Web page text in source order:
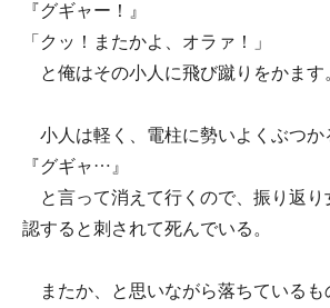
『グギャー！』
「クッ！またかよ、オラァ！」
と俺はその小人に飛び蹴りをかます
小人は軽く、電柱に勢いよくぶつか
『グギャ…』
と言って消えて行くので、振り返り
認すると刺されて死んでいる。
またか、と思いながら落ちているも